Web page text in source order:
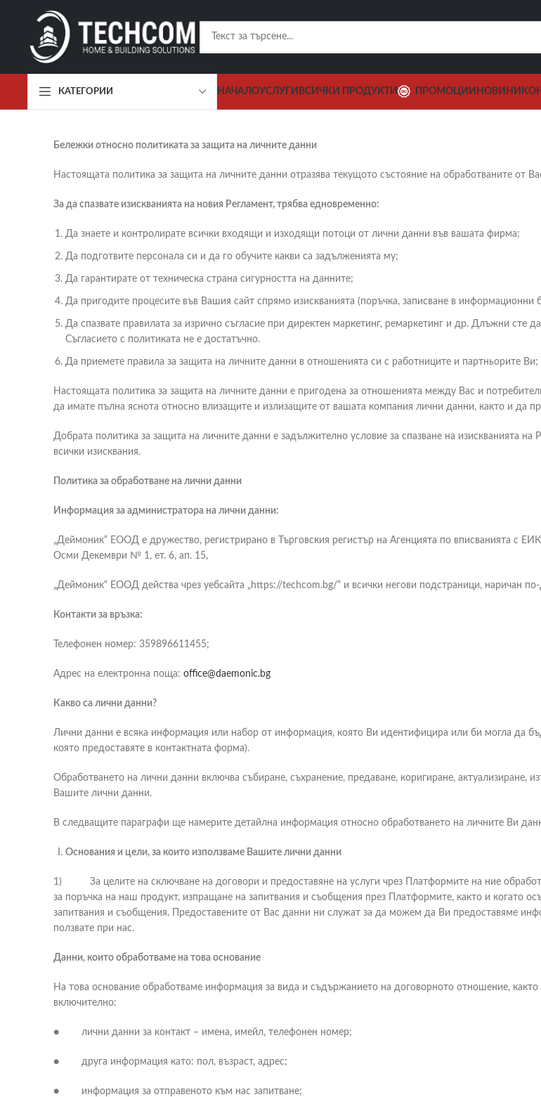
КАТЕГОРИИ НАЧАЛОУСЛУГИ ВСИЧКИ ПРОДУКТИ ПРОМОЦИИ НОВИНИ
Бележки относно политиката за защита на личните данни
Настоящата политика за защита на личните данни отразява текущото състояние на обработваните от
За да спазвате изискванията на новия Регламент, трябва едновременно:
Да знаете и контролирате всички входящи и изходящи потоци от лични данни във вашата фирма;
Да подготвите персонала си и да го обучите какви са задълженията му;
Да гарантирате от техническа страна сигурността на данните;
Да пригодите процесите във Вашия сайт спрямо изискванията (поръчка, записване в информационни
Да спазвате правилата за изрично съгласие при директен маркетинг, ремаркетинг и др. Длъжни сте
Съгласието с политиката не е достатъчно.
Да приемете правила за защита на личните данни в отношенията си с работниците и партньорите Ви;
Настоящата политика за защита на личните данни е пригодена за отношенията между Вас и
да имате пълна яснота относно влизащите и излизащите от вашата компания лични данни, както и да
Добрата политика за защита на личните данни е задължително условие за спазване на изискванията на
всички изисквания.
Политика за обработване на лични данни
Информация за администратора на лични данни:
„Деймоник“ ЕООД е дружество, регистрирано в Търговския регистър на Агенцията по вписванията с
Осми Декември № 1, ет. 6, ап. 15,
„Деймоник“ ЕООД действа чрез уебсайта „https://techcom.bg/“ и всички негови подстраници, наричан по-
Контакти за връзка:
Телефонен номер: 359896611455;
Адрес на електронна поща: office@daemonic.bg
Какво са лични данни?
Лични данни е всяка информация или набор от информация, която Ви идентифицира или би могла да
която предоставяте в контактната форма).
Обработването на лични данни включва събиране, съхранение, предаване, коригиране, актуализиране,
Вашите лични данни.
В следващите параграфи ще намерите детайлна информация относно обработването на личните Ви
Основания и цели, за които използваме Вашите лични данни
1) За целите на сключване на договори и предоставяне на услуги чрез Платформите на ние
за поръчка на наш продукт, изпращане на запитвания и съобщения през Платформите, както и когато
запитвания и съобщения. Предоставените от Вас данни ни служат за да можем да Ви предоставяме
ползвате при нас.
Данни, които обработваме на това основание
На това основание обработваме информация за вида и съдържанието на договорното отношение,
включително:
● лични данни за контакт – имена, имейл, телефонен номер;
● друга информация като: пол, възраст, адрес;
● информация за отправеното към нас запитване;